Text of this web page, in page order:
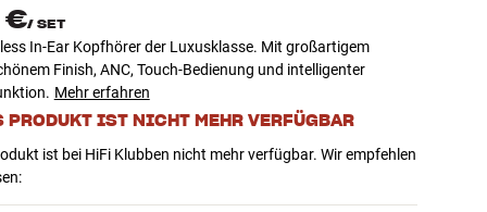
€/ SET
In-Ear Kopfhörer der Luxusklasse. Mit großartigem
Finish, ANC, Touch-Bedienung und intelligenter
Mehr erfahren
PRODUKT IST NICHT MEHR VERFÜGBAR
ist bei HiFi Klubben nicht mehr verfügbar. Wir empfehlen